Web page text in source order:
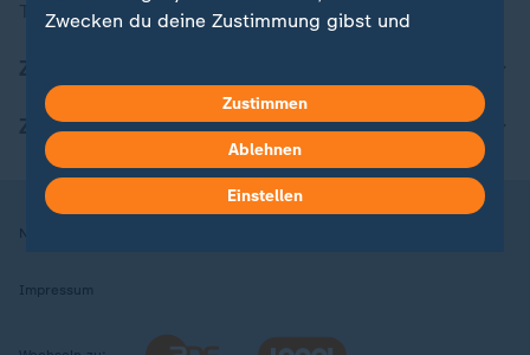
Themen im Überblick
ZDFheute Apps
Nutzungsbedingungen
Impressum
Zwecken du deine Zustimmung gibst und
in deinen Einstellungen widerrufen oder ändern.
Hier findest du das Impressum.
Weitere Informationen findest du in unserer
Datenschutzerklärung.
Zustimmen
Ablehnen
Einstellen